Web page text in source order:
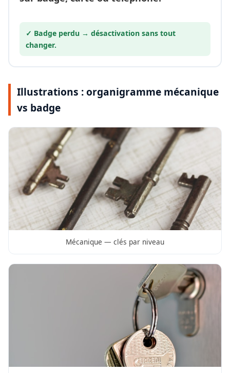
✓ Badge perdu → désactivation sans tout
changer.
Illustrations : organigramme mécanique
vs badge
Mécanique — clés par niveau